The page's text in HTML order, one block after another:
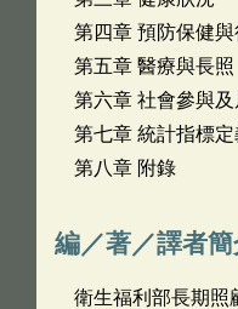
第四章 預防保健與
第五章 醫療與長照
第六章 社會參與
第七章 統計指標定
第八章 附錄
編／著／譯者
衛生福利部長期照